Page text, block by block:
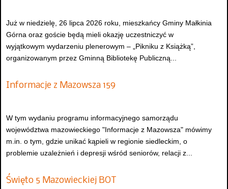
Już w niedzielę, 26 lipca 2026 roku, mieszkańcy Gminy Małkinia
Górna oraz goście będą mieli okazję uczestniczyć w
wyjątkowym wydarzeniu plenerowym – „Pikniku z Książką”,
organizowanym przez Gminną Bibliotekę Publiczną...
Informacje z Mazowsza 159
W tym wydaniu programu informacyjnego samorządu
województwa mazowieckiego "Informacje z Mazowsza" mówimy
m.in. o tym, gdzie unikać kąpieli w regionie siedleckim, o
problemie uzależnień i depresji wśród seniorów, relacji z...
Święto 5 Mazowieckiej BOT